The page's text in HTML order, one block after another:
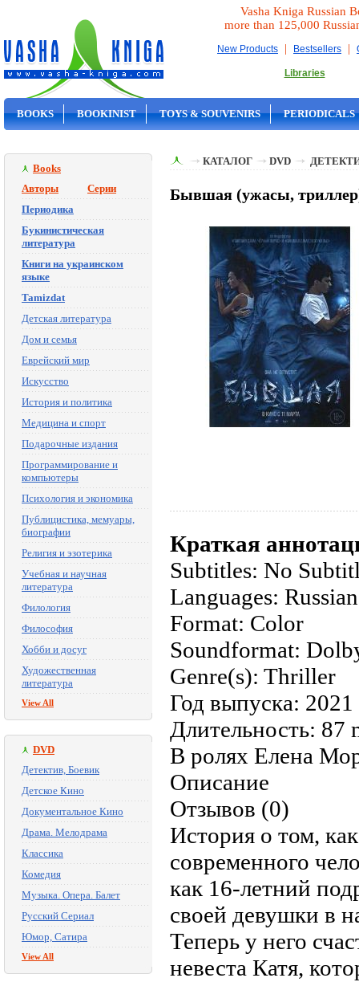
Vasha Kniga Russian
more than 125,000
New Products | Bestsellers |
Libraries
BOOKS BOOKINIST TOYS & SOUVENIRS PERIODICALS
Books
Авторы
Серии
Периодика
Букинистическая
литература
Книги на украинском
языке
Tamizdat
Детская литература
Дом и семья
Еврейский мир
Искусство
История и политика
Медицина и спорт
Подарочные издания
Программирование и
компьютеры
Психология и экономика
Публицистика, мемуары,
биографии
Религия и эзотерика
Учебная и научная
литература
Филология
Философия
Хобби и досуг
Художественная
литература
View All
DVD
Детектив, Боевик
Детское Кино
Документальное Кино
Драма. Мелодрама
Классика
Комедия
Музыка. Опера. Балет
Русский Сериал
Юмор, Сатира
View All
КАТАЛОГ DVD
Бывшая (ужасы,
Краткая
Subtitles: No
Languages: Russian
Format: Color
Soundformat:
Genre(s): Thriller
Год выпуска: 2021
Длительность: 87
В ролях Елена
Описание
Отзывов (0)
История о том,
современного
как 16-летний
своей девушки в
Теперь у него
невеста Катя,